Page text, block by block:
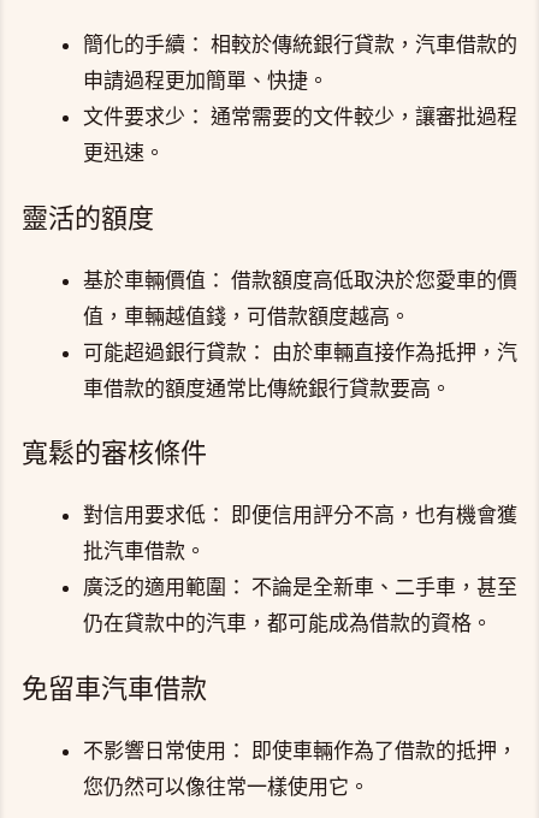
簡化的手續： 相較於傳統銀行貸款，汽車借款的
申請過程更加簡單、快捷。
文件要求少： 通常需要的文件較少，讓審批過程
更迅速。
靈活的額度
基於車輛價值： 借款額度高低取決於您愛車的價
值，車輛越值錢，可借款額度越高。
可能超過銀行貸款： 由於車輛直接作為抵押，汽
車借款的額度通常比傳統銀行貸款要高。
寬鬆的審核條件
對信用要求低： 即便信用評分不高，也有機會獲
批汽車借款。
廣泛的適用範圍： 不論是全新車、二手車，甚至
仍在貸款中的汽車，都可能成為借款的資格。
免留車汽車借款
不影響日常使用： 即使車輛作為了借款的抵押，
您仍然可以像往常一樣使用它。